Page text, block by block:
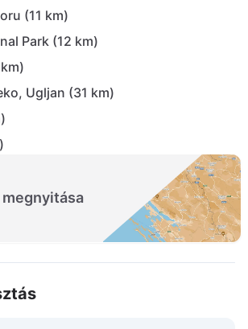
(11 km)
Park (12 km)
Ugljan (31 km)